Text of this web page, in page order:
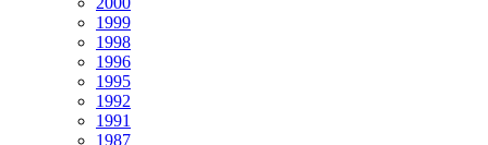
1999
1998
1996
1995
1992
1991
1987